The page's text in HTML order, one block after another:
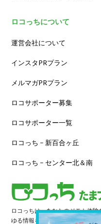
ロコっちについて
運営会社について
インスタPRプラン
メルマガPRプラン
ロコサポーター募集
ロコサポーター一覧
ロコっち – 新百合ヶ丘
ロコっち – センター北＆南
ロコっちは、あなたのジモト体
ゆる情報を収集し、日々更新して